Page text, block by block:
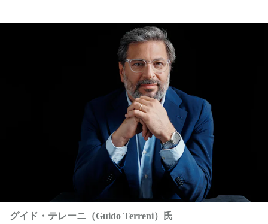
グイド・テレーニ（Guido Terreni）氏